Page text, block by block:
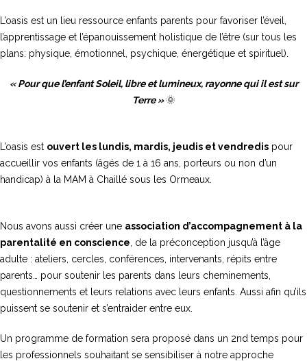
L’oasis est un lieu ressource enfants parents pour favoriser l’éveil,
l’apprentissage et l’épanouissement holistique de l’être (sur tous les
plans: physique, émotionnel, psychique, énergétique et spirituel).
« Pour que l’enfant Soleil, libre et lumineux, rayonne qui il est sur
Terre »🌞
L’oasis est ouvert les lundis, mardis, jeudis et vendredis pour
accueillir vos enfants (âgés de 1 à 16 ans, porteurs ou non d’un
handicap) à la MAM à Chaillé sous les Ormeaux.
Nous avons aussi créer une association d’accompagnement à la
parentalité en conscience , de la préconception jusqu’à l’âge
adulte : ateliers, cercles, conférences, intervenants, répits entre
parents… pour soutenir les parents dans leurs cheminements,
questionnements et leurs relations avec leurs enfants. Aussi afin qu’ils
puissent se soutenir et s’entraider entre eux.
Un programme de formation sera proposé dans un 2nd temps pour
les professionnels souhaitant se sensibiliser à notre approche